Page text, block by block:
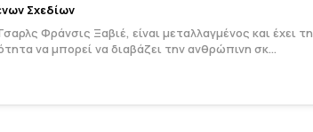
Σχεδίων
Φράνσις Ξαβιέ, είναι μεταλλαγμένος και έχει τη
να μπορεί να διαβάζει την ανθρώπινη σκ...